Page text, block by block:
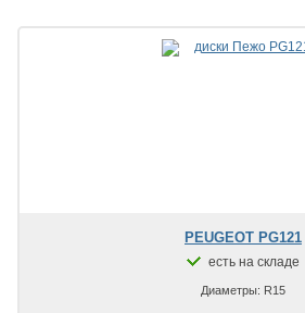
PEUGEOT PG121
есть на складе
Диаметры: R15